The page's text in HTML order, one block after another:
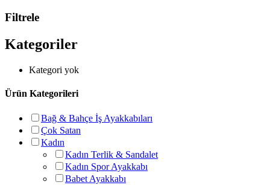
Filtrele
Kategoriler
Kategori yok
Ürün Kategorileri
Bağ & Bahçe İş Ayakkabıları
Çok Satan
Kadın
Kadın Terlik & Sandalet
Kadın Spor Ayakkabı
Babet Ayakkabı